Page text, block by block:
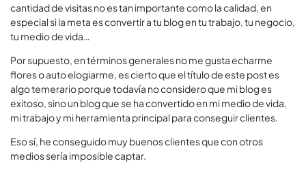
cantidad de visitas no es tan importante como la calidad, en
especial si la meta es convertir a tu blog en tu trabajo, tu negocio,
tu medio de vida…
Por supuesto, en términos generales no me gusta echarme
flores o auto elogiarme, es cierto que el título de este post es
algo temerario porque todavía no considero que mi blog es
exitoso, sino un blog que se ha convertido en mi medio de vida,
mi trabajo y mi herramienta principal para conseguir clientes.
Eso sí, he conseguido muy buenos clientes que con otros
medios sería imposible captar.